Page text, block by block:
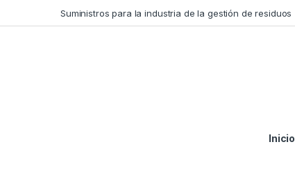
Suministros para la industria de la gestión de residuos
Inicio